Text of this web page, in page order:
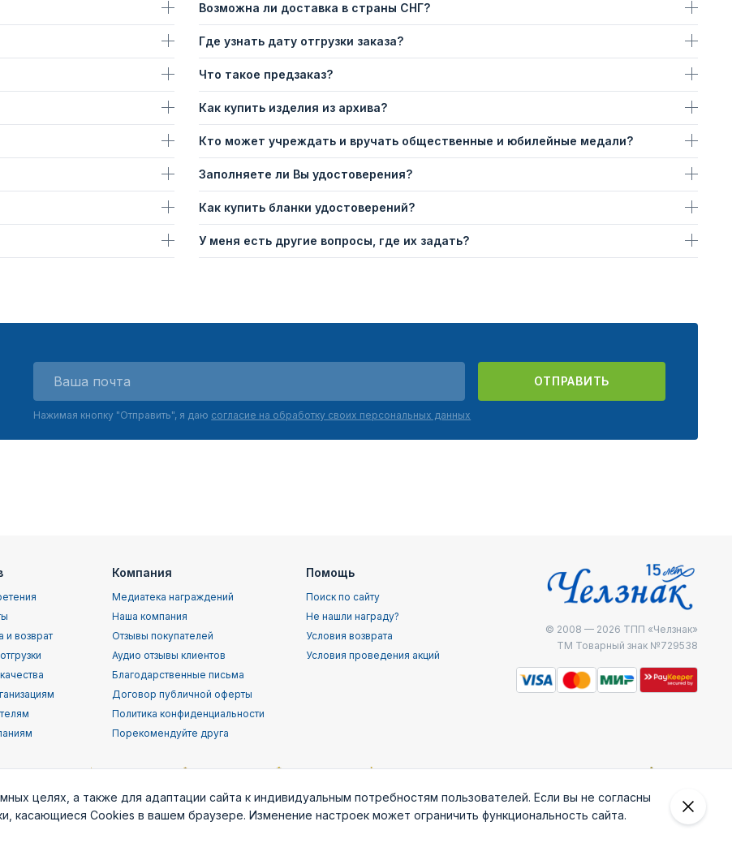
Возможна ли доставка в страны СНГ?
Где узнать дату отгрузки заказа?
Что такое предзаказ?
Как купить изделия из архива?
Кто может учреждать и вручать общественные и юбилейные медали?
Заполняете ли Вы удостоверения?
Как купить бланки удостоверений?
У меня есть другие вопросы, где их задать?
ОТПРАВИТЬ
Нажимая кнопку "Отправить", я даю согласие на обработку своих персональных данных
и возврат
Компания
Медиатека награждений
Наша компания
Отзывы покупателей
Аудио отзывы клиентов
Благодарственные письма
Договор публичной оферты
Политика конфиденциальности
Порекомендуйте друга
Помощь
Поиск по сайту
Не нашли награду?
Условия возврата
Условия проведения акций
© 2008 — 2026 ТПП «Челзнак»
ТМ Товарный знак №729538
Воздушно-
ВВС (ВКС) РФ
Пограничные
Служба внешней
Железнодоржные
Министерство
МЧС России
целях, а также для адаптации сайта к индивидуальным потребностям пользователей. Если вы не согласны
касающиеся Cookies в вашем браузере. Изменение настроек может ограничить функциональность сайта.